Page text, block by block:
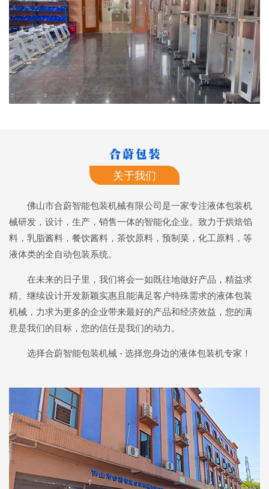
关于我们
佛山市合蔚智能包装机械有限公司是一家专注液体包装机
械研发，设计，生产，销售一体的智能化企业。致力于烘焙馅
料，乳脂酱料，餐饮酱料，茶饮原料，预制菜，化工原料，等
液体类的全自动包装系统。
在未来的日子里，我们将会一如既往地做好产品，精益求
精、继续设计开发新颖实惠且能满足客户特殊需求的液体包装
机械，力求为更多的企业带来最好的产品和经济效益，您的满
意是我们的目标，您的信任是我们的动力。
选择合蔚智能包装机械 - 选择您身边的液体包装机专家！